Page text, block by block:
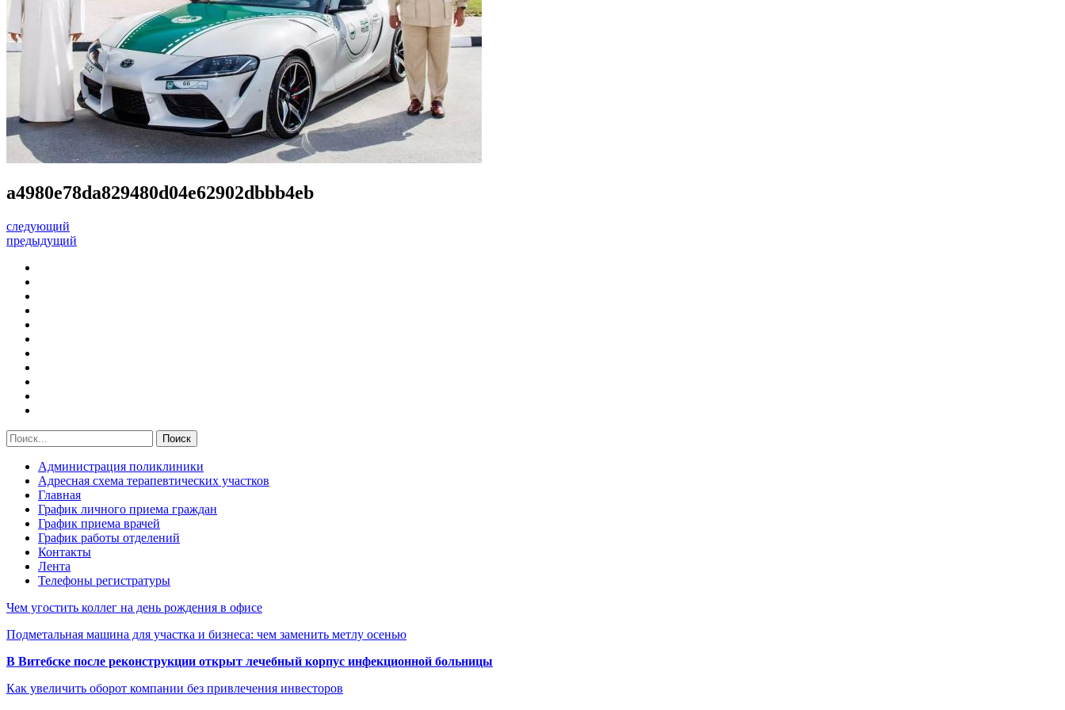
a4980e78da829480d04e62902dbbb4eb
следующий
предыдущий
Администрация поликлиники
Адресная схема терапевтических участков
Главная
График личного приема граждан
График приема врачей
График работы отделений
Контакты
Лента
Телефоны регистратуры
Чем угостить коллег на день рождения в офисе
Подметальная машина для участка и бизнеса: чем заменить метлу осенью
В Витебске после реконструкции открыт лечебный корпус инфекционной больницы
Как увеличить оборот компании без привлечения инвесторов